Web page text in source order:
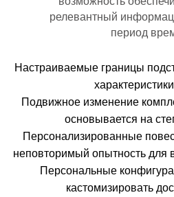
релевантный
период
Настраиваемые границы
Подвижное изменение
основывается на
Персонализированные
неповторимый опытность для
Персональные
кастомизировать